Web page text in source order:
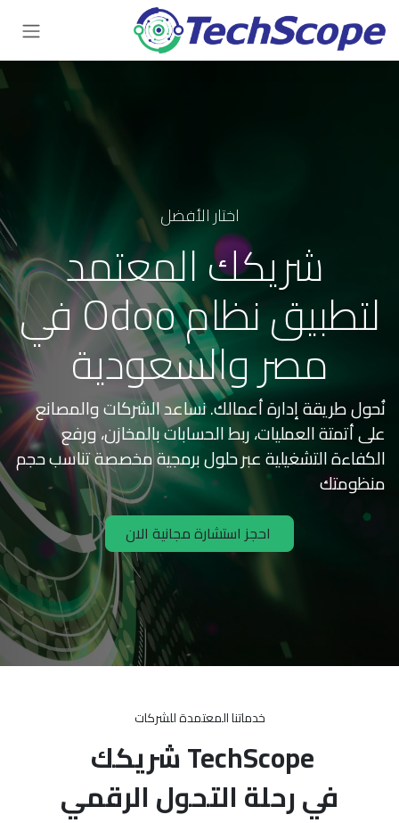
إلى المحتوى
اختار الأفضل
شريكك المعتمد
لتطبيق نظام Odoo في
مصر والسعودية
طريقة إدارة أعمالك. نساعد الشركات والمصانع
أتمتة العمليات، ربط الحسابات بالمخازن، ورفع
التشغيلية عبر حلول برمجية مخصصة تناسب حجم
احجز استشارة مجانية الان
خدماتنا المعتمدة للشركات
TechScopeشريكك
في رحلة التحول الرقمي